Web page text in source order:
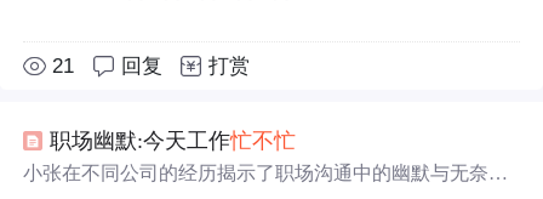
21 回复 打赏
职场幽默:今天工作忙不忙
小张在不同公司的经历揭示了职场沟通中的幽默与无奈。